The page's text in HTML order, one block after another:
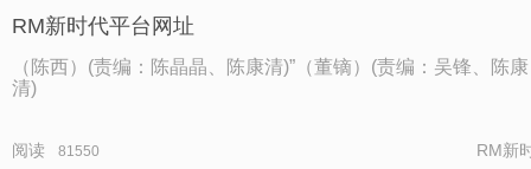
RM新时代平台网址
（陈西）(责编：陈晶晶、陈康清)”（董镝）(责编：吴锋、陈康
清)
阅读 81550 RM新